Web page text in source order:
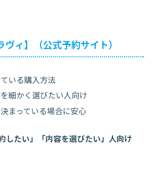
ィ】（公式予約サイト）
いる購入方法
細かく選びたい人向け
まっている場合に安心
したい」「内容を選びたい」人向け